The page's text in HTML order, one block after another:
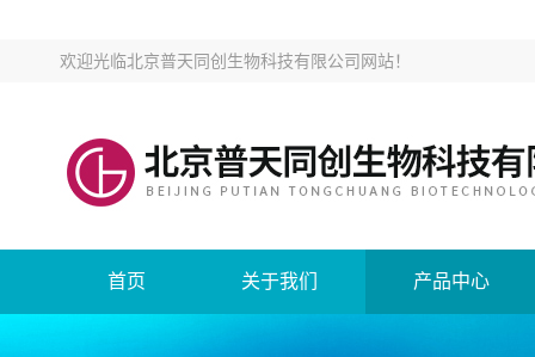
欢迎光临北京普天同创生物科技有限公司网站！
首页 关于我们 产品中心